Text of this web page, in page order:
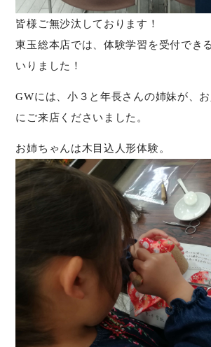
皆様ご無沙汰しております！
東玉総本店では、体験学習を受付でき
いりました！
GWには、小３と年長さんの姉妹が、
にご来店くださいました。
お姉ちゃんは木目込人形体験。